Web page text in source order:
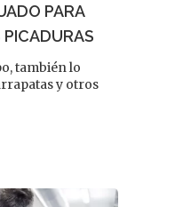
PARA
también lo
y otros